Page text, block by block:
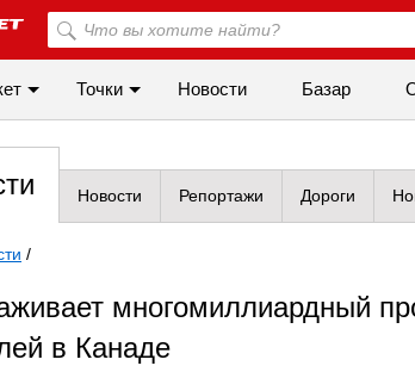
Точки Новости Базар
Новости Репортажи Дороги
/
многомиллиардный
в Канаде